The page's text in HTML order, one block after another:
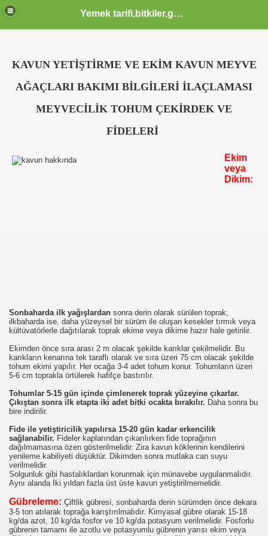
Yemek tarifi,bitkiler,güzellik sağlık,burçlar,sözler
KAVUN YETİŞTİRME VE EKİM KAVUN MEYVE
AĞAÇLARI BAKIMI BİLGİLERİ İLAÇLAMASI
MEYVECİLİK TOHUM ÇEKİRDEK VE
FİDELERİ
Ekim
veya
Dikim:
Sonbaharda ilk yağışlardan sonra derin olarak sürülen toprak,
ilkbaharda ise, daha yüzeysel bir sürüm ile oluşan kesekler tırmık veya
kültüvatörlerle dağıtılarak toprak ekime veya dikime hazır hale getirilir.
Ekimden önce sıra arası 2 m olacak şekilde karıklar çekilmelidir. Bu
karıkların kenarına tek taraflı olarak ve sıra üzeri 75 cm olacak şekilde
tohum ekimi yapılır. Her ocağa 3-4 adet tohum konur. Tohumların üzeri
5-6 cm toprakla örtülerek hafifçe bastırılır.
Tohumlar 5-15 gün içinde çimlenerek toprak yüzeyine çıkarlar.
Çıkıştan sonra ilk etapta iki adet bitki ocakta bırakılır. Daha sonra bu
bire indirilir.
Fide ile yetiştiricilik yapılırsa 15-20 gün kadar erkencilik
sağlanabilir. Fideler kaplarından çıkarılırken fide toprağının
dağılmamasına özen gösterilmelidir. Zira kavun köklerinin kendilerini
yenileme kabiliyeti düşüktür. Dikimden sonra mutlaka can suyu
verilmelidir.
Solgunluk gibi hastalıklardan korunmak için münavebe uygulanmalıdır.
Aynı alanda İki yıldan fazla üst üste kavun yetiştirilmemelidir.
Gübreleme: Çiftlik gübresi, sonbaharda derin sürümden önce dekara
3-5 ton atılarak toprağa karıştırılmalıdır. Kimyasal gübre olarak 15-18
kg/da azot, 10 kg/da fosfor ve 10 kg/da potasyum verilmelidir. Fosforlu
gübrenin tamamı ile azotlu ve potasyumlu gübrenin yarısı ekim veya
HTML KODLARI CSS KODLARI MENUSU
HZ MUHAMMED S.A.V HAYATI OLUM VE OTESI
GUZELLIK SAYFASI
VE VİDEOLARI
ILGINC RESIMLER BILGILER KOMIK FOTOLAR
KOLAY,PRATİK,TARİFİ,NE PİŞİRSEM DİYENLER